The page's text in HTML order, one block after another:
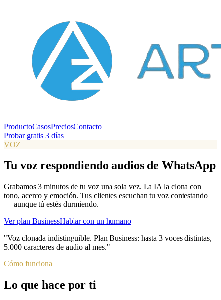
ProductoCasosPreciosContacto
Probar gratis 3 días
VOZ
Tu voz respondiendo audios de WhatsApp
Grabamos 3 minutos de tu voz una sola vez. La IA la clona con
tono, acento y emoción. Tus clientes escuchan tu voz contestando
— aunque tú estés durmiendo.
Ver plan BusinessHablar con un humano
"Voz clonada indistinguible. Plan Business: hasta 3 voces distintas,
5,000 caracteres de audio al mes."
Cómo funciona
Lo que hace por ti